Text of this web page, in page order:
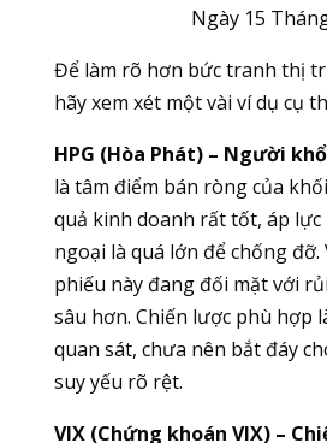
Ngày 15
Để làm rõ hơn bức tranh thị
hãy xem xét một vài ví dụ cụ
HPG (Hòa Phát) – Người
là tâm điểm bán ròng của
quả kinh doanh rất tốt, áp lực
ngoại là quá lớn để chống đỡ.
phiếu này đang đối mặt với
sâu hơn. Chiến lược phù hợp
quan sát, chưa nên bắt đáy
suy yếu rõ rệt.
VIX (Chứng khoán VIX) –